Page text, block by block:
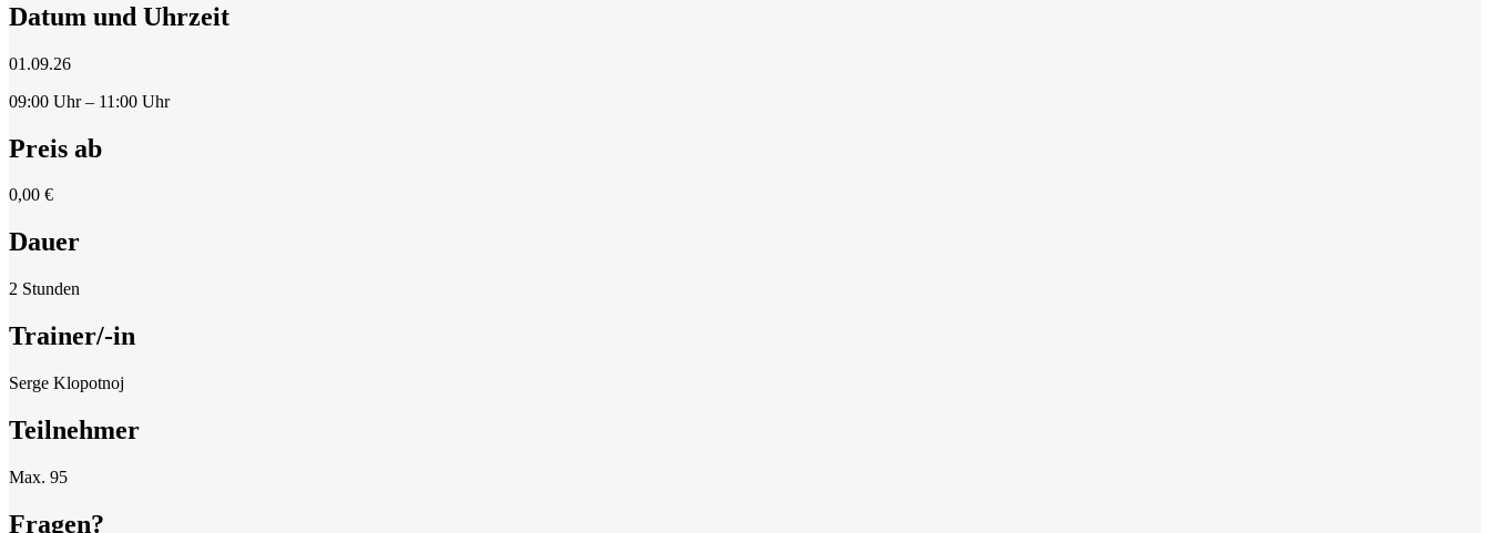
Datum und Uhrzeit
01.09.26
09:00 Uhr – 11:00 Uhr
Preis ab
0,00 €
Dauer
2 Stunden
Trainer/-in
Serge Klopotnoj
Teilnehmer
Max. 95
Fragen?